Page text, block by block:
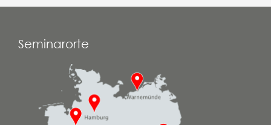
Seminarorte